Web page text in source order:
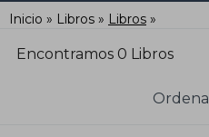
Inicio Libros Libros
Encontramos 0 Libros